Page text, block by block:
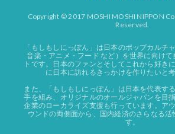
Copyright © 2017 MOSHI MOSHI NIPPON
Reserved.
「もしもしにっぽん」は日本のポップカルチ
音楽・アニメ・フード など）を世界に向けて
トです。日本のファンとそしてこれから好き
に日本に訪れるきっかけを作りたいと考
また、「もしもしにっぽん」は日本を代表す
手を組み、オリジナルのオールジャパンを目
企業のローカライズ支援も行っています。ア
ウンドの両側面から、国内経済のさらなる活
す。